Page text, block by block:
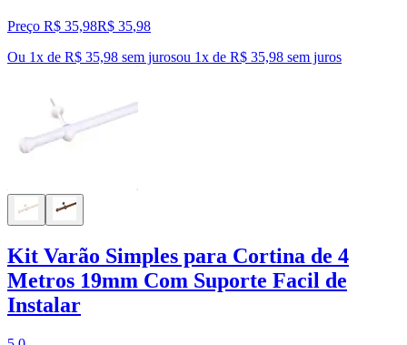
Preço R$ 35,98R$ 35,98
Ou 1x de R$ 35,98 sem jurosou 1x de R$ 35,98 sem juros
Kit Varão Simples para Cortina de 4
Metros 19mm Com Suporte Facil de
Instalar